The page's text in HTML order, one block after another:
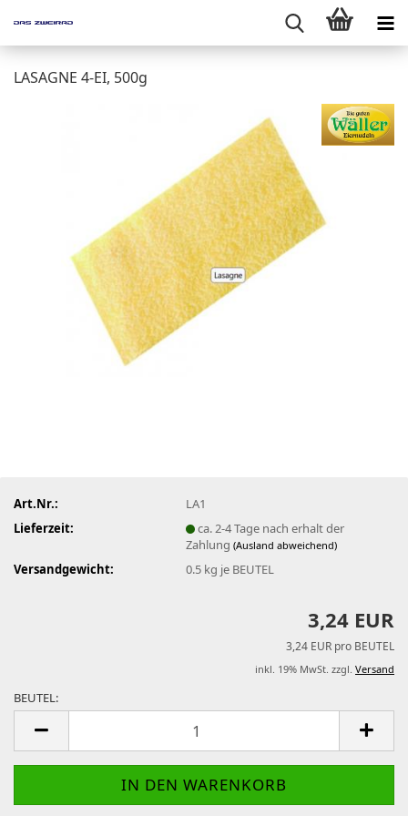
LASAGNE 4-EI, 500g
Art.Nr.:
LA1
Lieferzeit:
ca. 2-4 Tage nach erhalt der
Zahlung(Ausland abweichend)
Versandgewicht: 0.5 kg je BEUTEL
3,24 EUR
3,24 EUR pro BEUTEL
inkl. 19% MwSt. zzgl. Versand
BEUTEL: